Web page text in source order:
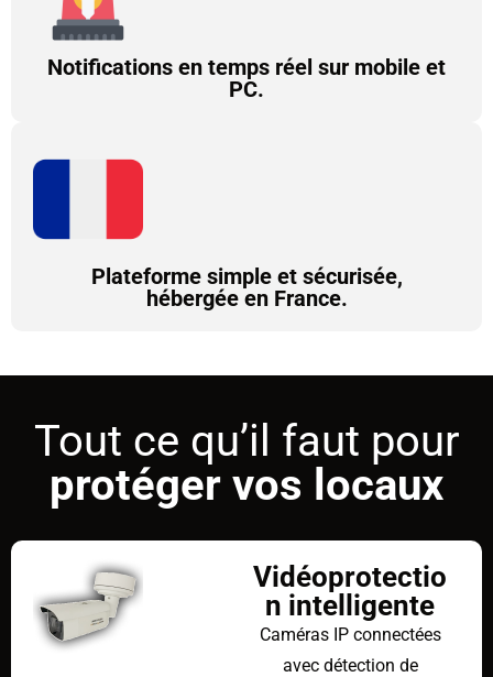
Notifications en temps réel sur mobile et
PC.
Plateforme simple et sécurisée,
hébergée en France.
Tout ce qu’il faut pour
protéger vos locaux
Vidéoprotectio
n intelligente
Caméras IP connectées
avec détection de